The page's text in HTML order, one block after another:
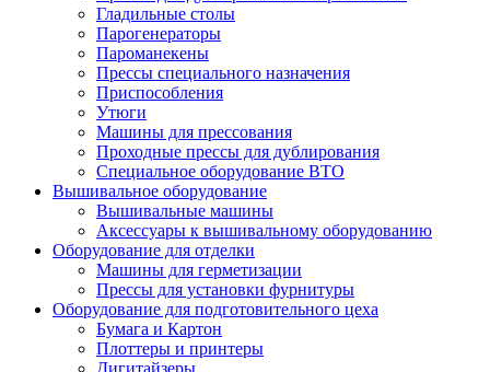
Гладильные столы
Парогенераторы
Пароманекены
Прессы специального назначения
Приспособления
Утюги
Машины для прессования
Проходные прессы для дублирования
Специальное оборудование ВТО
Вышивальное оборудование
Вышивальные машины
Аксессуары к вышивальному оборудованию
Оборудование для отделки
Машины для герметизации
Прессы для установки фурнитуры
Оборудование для подготовительного цеха
Бумага и Картон
Плоттеры и принтеры
Дигитайзеры